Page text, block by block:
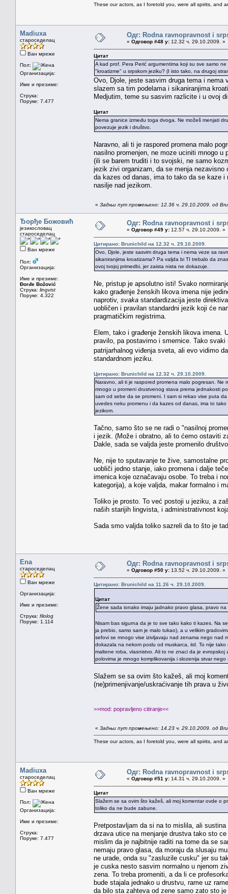
These our actors, as I foretold you, were all spirits, and
Madiuxa
староседелац
Ван мреже
Пол:
Организација:
Име и презиме:
Струка:
Поруке: 7.477
Одг: Rodna ravnopravnost i
« Одговор #48 у: 12.32 ч. 29.10.2009. »
Цитат
A kad prof. Pera Perić argumentima koji su sve samo
"kroatizme" u srpskom jeziku? (I isto tako, na drugoj
Ovo, Djole, jeste sasvim druga tema i nema
slazem sa tim podelama i sikaniranjima
Medjutim, teme su sasvim razlicite i u ovoj
Цитат
Nema granice između toga dvoga. Ne možeš menjati
povezuje jezik i društvo.
Naravno, ali ti je raspored promena malo
nasilno promenjen, ne moze uciniti mnogo u
(ili se barem truditi i to svojski, ne samo
jezik zivi organizam, da se menja
da kazes od danas, ima to tako da se kaze i
nasilje nad jezikom.
« Задњи пут промењено: 12.36 ч. 29.10.2009. од
Ђорђе Божовић
језикословац
староседелац
Ван мреже
Пол:
Организација:
Име и презиме:
Đorđe Božović
Струка: lingvist
Поруке: 4.322
Одг: Rodna ravnopravnost i
« Одговор #49 у: 12.57 ч. 29.10.2009. »
Цитирано: Brunichild на 12.32 ч. 29.10.2009.
Ovo, Djole, jeste sasvim druga tema i nema veze sa
sikaniranjima kroatizama? Pa valjda bi TI trebalo da
ovoj tvojoj primedbi, jer zaista nista ne dokazuje.
Ne, pristup je apsolutno isti! Svako
kako građenje ženskih likova imena nije
naprotiv, svaka standardizacija jeste
uobličen i pravilan standardni jezik koji će
pragmatičkim registrima.
Elem, tako i građenje ženskih likova imena.
pravilo, pa postavimo i smernice. Tako
patrijarhalnog viđenja sveta, ali evo vidimo
standardnom jeziku.
Цитирано: Brunichild на 12.32 ч. 29.10.2009.
Naravno, ali ti je raspored promena malo pogresan. Ne
mnogo u promeni drustvenog stava prema jednakosti
sam od sebe da se promeni. I sam si rekao vise puta
uvedes neku promenu i da kazes od danas, ima to
jezikom.
Tačno, samo što se ne radi o "nasilnoj
i jezik. (Može i obratno, ali to ćemo ostaviti
Dakle, sada se valjda jeste promenilo
Ne, nije to sputavanje te žive, samostalne
uobliči jedno stanje, iako promena i dalje
imenica koje označavaju osobe. To treba i
kategorija), a koje valjda, makar formalno i
Toliko je prosto. To već postoji u jeziku, a
naših starijih lingvista, i administrativnost
Sada smo valjda toliko sazreli da to što je
Ena
староседелац
Ван мреже
Организација:
Име и презиме:
Струка: filolog
Поруке: 1.114
Одг: Rodna ravnopravnost i
« Одговор #50 у: 13.52 ч. 29.10.2009. »
Цитирано: Brunichild на 11.26 ч. 29.10.2009.
Цитат
Žene sada ionako imaju jadnako pravo glasa, pravo
Nisam bas sigurna da je to sve tako kako ti kazes. Na
ja prebio, samo sam je malo tukao), a u velikim
sefovi se mnogo vise izivljavaju nad zenama nego nad
dokazala na nekom poslu od muskarca, itd. To nije
maltene roba, vlasnistvo. Ali to ne znaci da je
polovima je mnogo komplikovanija i slozenija stvar
Slažem se sa ovim što kažeš, ali moj
(ne)primenjivanje/uskraćivanje tih prava u
>>mod: popravljeno citiranje<<
« Задњи пут промењено: 14.23 ч. 29.10.2009. од
These our actors, as I foretold you, were all spirits, and
Madiuxa
староседелац
Ван мреже
Пол:
Организација:
Име и презиме:
Струка:
Поруке: 7.477
Одг: Rodna ravnopravnost i
« Одговор #51 у: 14.31 ч. 29.10.2009. »
Цитат
Slažem se sa ovim što kažeš, ali moj komentar ovde o
toliko da ne bude zabune.
Pretpostavljam da si na to mislila, ali
drzava utice na menjanje drustva tako sto
mislim da je najbitnije raditi na tome da se
nemaju pravo glasa, da moraju da slusaju
ne urade, onda su "zasluzile cusku" jer su
je cuska nesto sasvim normalno u njenom
zena. To treba promeniti, a da li ce
bude stajala jednako u drustvu, rame uz
da bilo sta zahteva od zene samo zato sto